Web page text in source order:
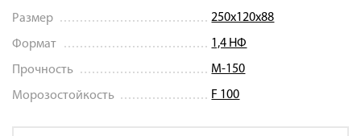
Размер 250х120х88
Формат 1,4 НФ
Прочность М-150
Морозостойкость F 100